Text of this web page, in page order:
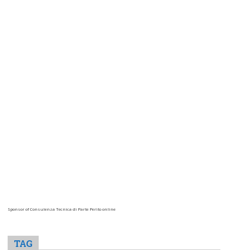
Sponsor of Consulenza Tecnica di Parte Perito online
TAG